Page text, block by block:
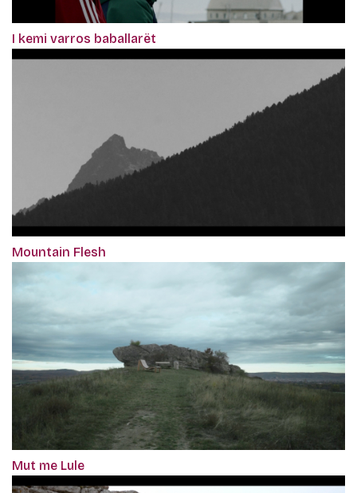
I kemi varros baballarët
Mountain Flesh
Mut me Lule